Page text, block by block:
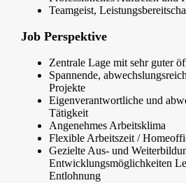
Teamgeist,
Job Perspektive
Zentrale Lage mit sehr guter
Spannende,
Projekte
Eigenverantwortliche und
Tätigkeit
Angenehmes Arbeitsklima
Flexible Arbeitszeit /
Gezielte Aus- und
Entwicklungsmöglichkeiten
Entlohnung